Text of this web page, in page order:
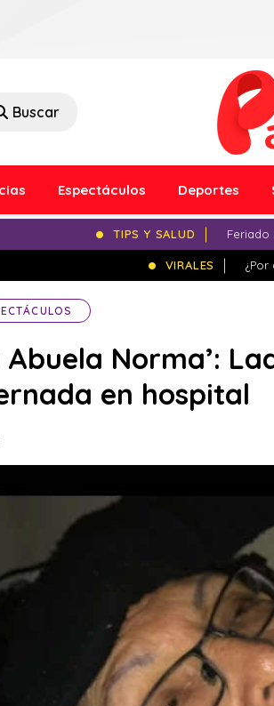
Buscar
Espectáculos Deportes
TIPS Y SALUD Feriado
VIRALES
Abuela Norma’:
en hospital